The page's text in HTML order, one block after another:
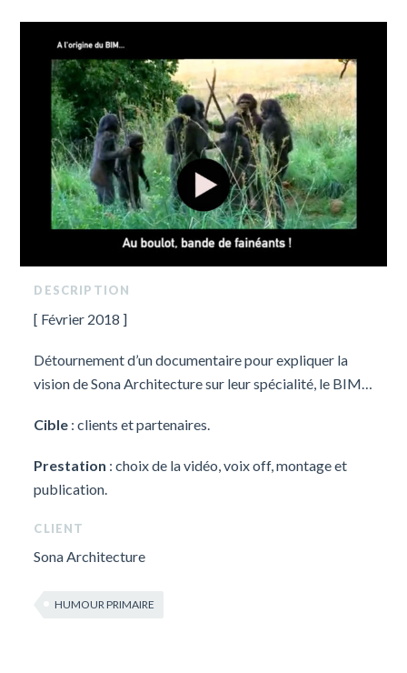
DESCRIPTION
[ Février 2018 ]
Détournement d’un documentaire pour expliquer la
vision de Sona Architecture sur leur spécialité, le BIM…
Cible : clients et partenaires.
Prestation : choix de la vidéo, voix off, montage et
publication.
CLIENT
Sona Architecture
HUMOUR PRIMAIRE